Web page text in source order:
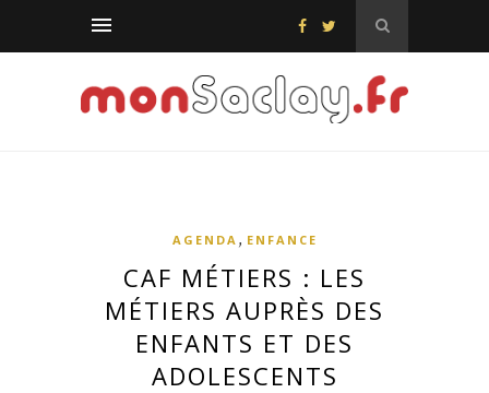
AGENDA , ENFANCE
CAF MÉTIERS : LES
MÉTIERS AUPRÈS DES
ENFANTS ET DES
ADOLESCENTS